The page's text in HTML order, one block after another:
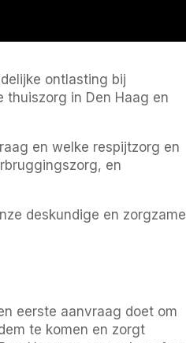
ontlasting bij
in Den Haag en
en welke respijtzorg en
en
deskundige en zorgzame
eerste aanvraag doet om
te komen en zorgt